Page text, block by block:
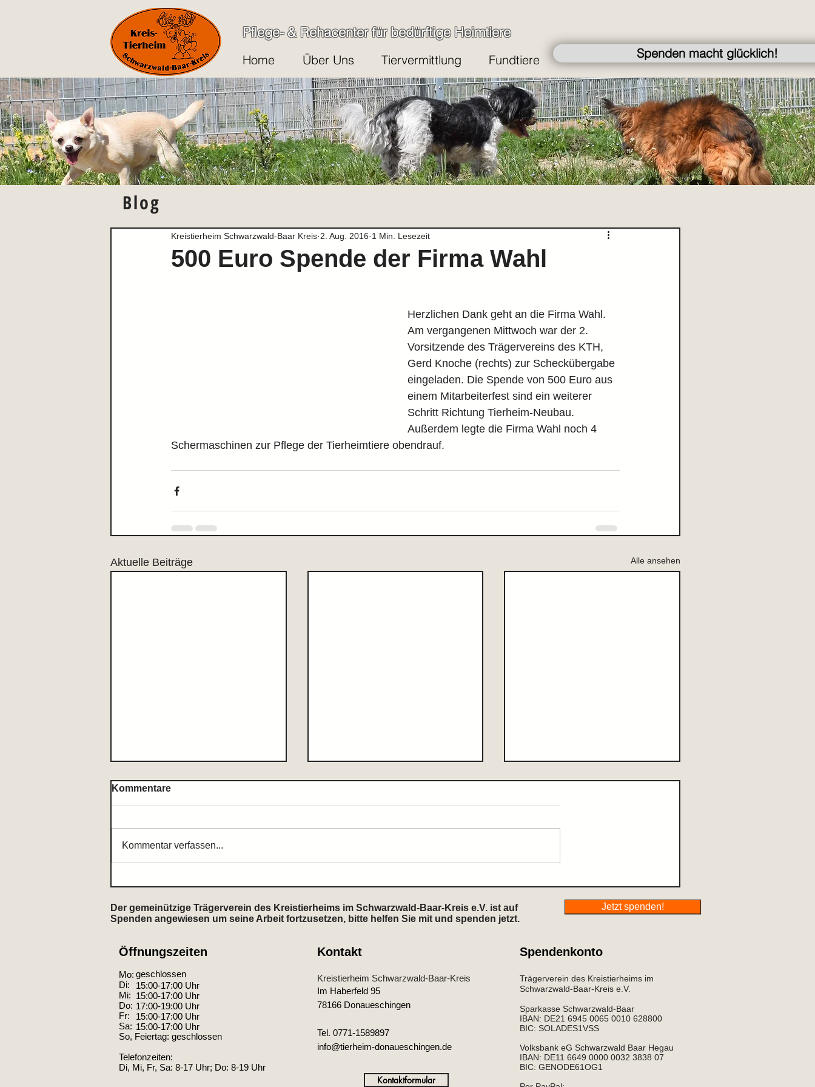
Pflege- & Rehacenter für bedürftige Heimtiere
Home Über Uns Tiervermittlung Fundtiere Spenden macht glücklich!
Blog
500 Euro Spende der Firma Wahl
Kreistierheim Schwarzwald-Baar Kreis 2. Aug. 2016 1 Min. Lesezeit
Herzlichen Dank geht an die Firma Wahl.
Am vergangenen Mittwoch war der 2.
Vorsitzende des Trägervereins des KTH,
Gerd Knoche (rechts) zur Scheckübergabe
eingeladen. Die Spende von 500 Euro aus
einem Mitarbeiterfest sind ein weiterer
Schritt Richtung Tierheim-Neubau.
Außerdem legte die Firma Wahl noch 4
Schermaschinen zur Pflege der Tierheimtiere obendrauf.
Aktuelle Beiträge Alle ansehen
Kommentare
Kommentar verfassen...
Der gemeinützige Trägerverein des Kreistierheims im Schwarzwald-Baar-Kreis e.V. ist auf
Spenden angewiesen um seine Arbeit fortzusetzen, bitte helfen Sie mit und spenden jetzt.
Jetzt spenden!
geschlossen
15:00-17:00 Uhr
15:00-17:00 Uhr
17:00-19:00 Uhr
15:00-17:00 Uhr
15:00-17:00 Uhr
Öffnungszeiten
Mo:
Di:
Mi:
Do:
Fr:
Sa:
So, Feiertag: geschlossen
Telefonzeiten:
Di, Mi, Fr, Sa: 8-17 Uhr; Do: 8-19 Uhr
Kontakt
Kreistierheim Schwarzwald-Baar-Kreis
Im Haberfeld 95
78166 Donaueschingen
Tel. 0771-1589897
info@tierheim-donaueschingen.de
Kontaktformular
Spendenkonto
Trägerverein des Kreistierheims im
Schwarzwald-Baar-Kreis e.V.​​
Sparkasse Schwarzwald-Baar
IBAN: DE21 6945 0065 0010 628800
BIC: SOLADES1VSS
Volksbank eG Schwarzwald Baar Hegau
IBAN: DE11 6649 0000 0032 3838 07
BIC: GENODE61OG1​